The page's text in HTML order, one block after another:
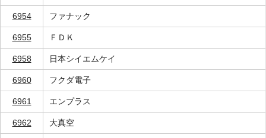
6954 ファナック
6955 ＦＤＫ
6958 日本シイエムケイ
6960 フクダ電子
6961 エンプラス
6962 大真空